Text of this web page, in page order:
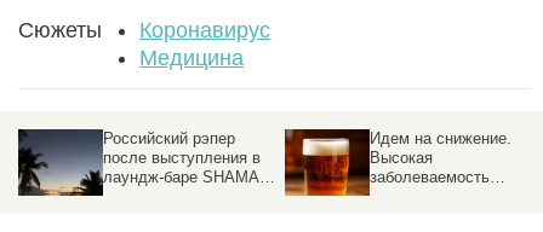
Сюжеты
Коронавирус
Медицина
Идем на снижение.
Высокая
заболеваемость
«Начало
удивительного пути».
Ректор АГМУ – о